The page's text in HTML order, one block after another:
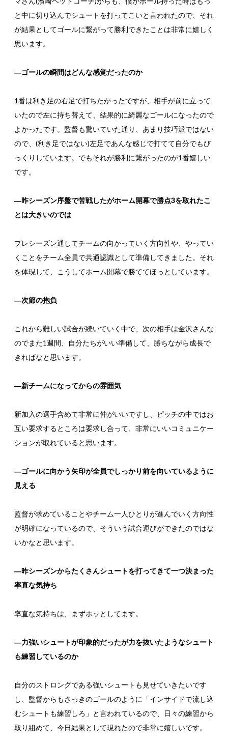
と中に切り込んでシュートを打ってこいと言われたので、それ
が結果としてゴールに繋がって勝利できたことは非常に嬉しく
思います。
―ゴールの瞬間はどんな感覚だったのか
1番は利き足の右足で打ちたかったですが、相手が前に立って
いたので左に持ち替えて、結果的に綺麗なゴールになったので
よかったです。監督も驚いていた通り、あまり技巧派ではない
ので、(利き足ではない)左足であんな感じで打てて自分でもび
っくりしています。でもそれが勝利に繋がったのが1番嬉しい
です。
―昨シーズン序盤で苦戦したがホーム開幕で勝点3を取れたこ
とは大きいのでは
プレシーズン通してチームの向かっていく方向性や、やってい
くことをチーム全員で共通認識として準備してきました。それ
を体現して、こうしてホーム開幕で勝ててほっとしています。
―次節の抱負
これから難しい試合が続いていく中で、次の相手は金沢さんな
のでまた1週間、自分たちがいい準備して、勝ちながら成長で
きればなと思います。
―新チームになってからの雰囲気
新加入の選手含めて非常に仲がいいですし、ピッチの中ではお
互い要求するところは要求し合って、非常にいいコミュニケー
ションが取れていると思います。
―ゴールに向かう矢印が全員でしっかり前を向いているように
見える
監督が求めていることやチーム一人ひとりが進んでいく方向性
が明確になっているので、そういう試合運びができたのではな
いかなと思います。
―昨シーズンからたくさんシュートを打ってきて一つ決まった
率直な気持ち
率直な気持ちは、まずホッとしてます。
―力強いシュートが印象的だったが力を抜いたようなシュート
も練習しているのか
自分のストロングである強いシュートも見せていきたいです
し、監督からもさっきのゴールのように「インサイドで流し込
むシュートも練習しろ」と言われているので、日々の練習から
取り組めて、今日結果として現れたので非常に嬉しいです。